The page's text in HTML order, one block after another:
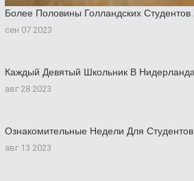
Более Половины Голландских
сен 07 2023
Каждый Девятый Школьник В
авг 28 2023
Ознакомительные Недели Для
авг 13 2023